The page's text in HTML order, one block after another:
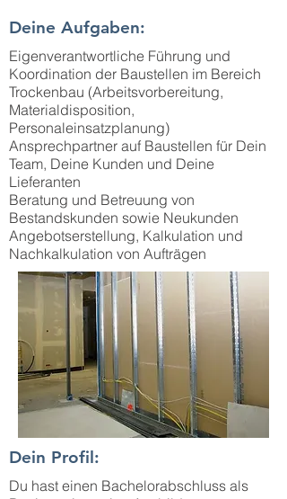
Deine Aufgaben:
Eigenverantwortliche Führung und
Koordination der Baustellen im Bereich
Trockenbau (Arbeitsvorbereitung,
Materialdisposition,
Personaleinsatzplanung)
Ansprechpartner auf Baustellen für Dein
Team, Deine Kunden und Deine
Lieferanten
Beratung und Betreuung von
Bestandskunden sowie Neukunden
Angebotserstellung, Kalkulation und
Nachkalkulation von Aufträgen
Dein Profil:
Du hast einen Bachelorabschluss als